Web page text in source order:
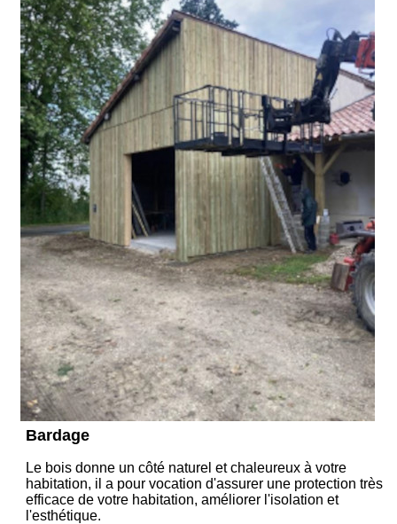
Bardage
Le bois donne un côté naturel et chaleureux à votre
habitation, il a pour vocation d'assurer une protection très
efficace de votre habitation, améliorer l'isolation et
l'esthétique.